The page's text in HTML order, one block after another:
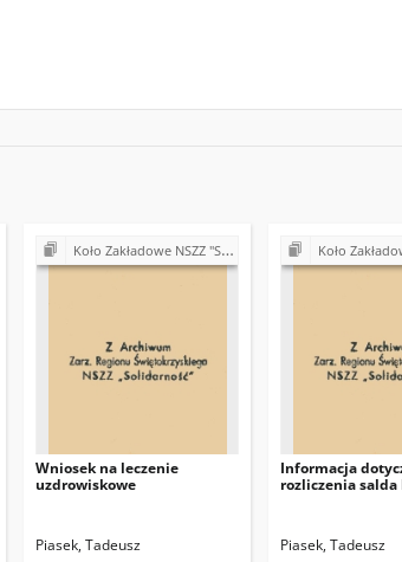
Koło Zakładowe NSZZ "Solidarność" przy Urzędzie Miasta i Gminy w Miechowie
Wniosek na leczenie
uzdrowiskowe
Piasek, Tadeusz
Koło Zakładowe NSZZ "Solidarność" przy
Informacja
rozliczenia salda
Piasek, Tadeusz